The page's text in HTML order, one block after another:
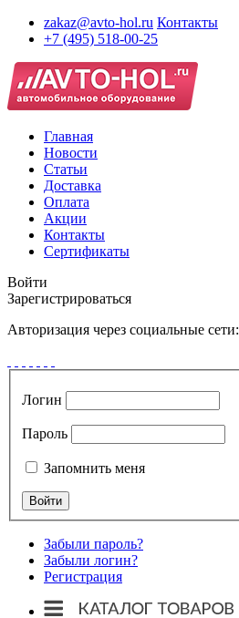
zakaz@avto-hol.ru Контакты
+7 (495) 518-00-25
Главная
Новости
Статьи
Доставка
Оплата
Акции
Контакты
Сертификаты
Войти
Зарегистрироваться
Авторизация через социальные сети:
Логин
Пароль
Запомнить меня
Забыли пароль?
Забыли логин?
Регистрация